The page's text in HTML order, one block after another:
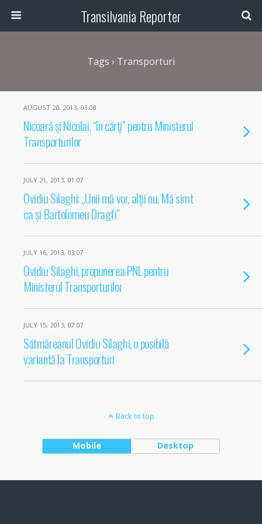
Transilvania Reporter
Tags › Transporturi
AUGUST 20, 2013, 03:08
Nicoară şi Nicolai, “în cărţi” pentru Ministerul
Transporturilor
JULY 21, 2013, 01:07
Ovidiu Silaghi: „Unii mă vor, alții nu. Mă simt
ca și Bartolomeu Dragfi”
JULY 16, 2013, 03:07
Ovidiu Silaghi, propunerea PNL pentru
Ministerul Transporturilor
JULY 15, 2013, 07:07
Sătmăreanul Ovidiu Silaghi, o posibilă
variantă la Transporturi
Back to top
Mobile Desktop